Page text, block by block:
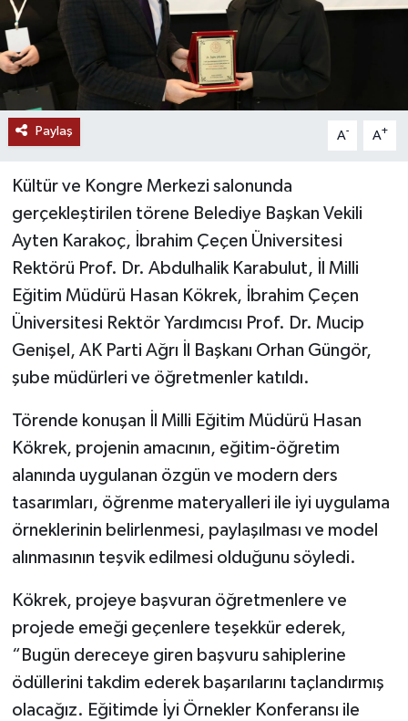
Paylaş A- A+
Kültür ve Kongre Merkezi salonunda
gerçekleştirilen törene Belediye Başkan Vekili
Ayten Karakoç, İbrahim Çeçen Üniversitesi
Rektörü Prof. Dr. Abdulhalik Karabulut, İl Milli
Eğitim Müdürü Hasan Kökrek, İbrahim Çeçen
Üniversitesi Rektör Yardımcısı Prof. Dr. Mucip
Genişel, AK Parti Ağrı İl Başkanı Orhan Güngör,
şube müdürleri ve öğretmenler katıldı.
Törende konuşan İl Milli Eğitim Müdürü Hasan
Kökrek, projenin amacının, eğitim-öğretim
alanında uygulanan özgün ve modern ders
tasarımları, öğrenme materyalleri ile iyi uygulama
örneklerinin belirlenmesi, paylaşılması ve model
alınmasının teşvik edilmesi olduğunu söyledi.
Kökrek, projeye başvuran öğretmenlere ve
projede emeği geçenlere teşekkür ederek,
“Bugün dereceye giren başvuru sahiplerine
ödüllerini takdim ederek başarılarını taçlandırmış
olacağız. Eğitimde İyi Örnekler Konferansı ile